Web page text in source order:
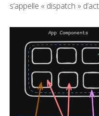
s’appelle « dispatch »